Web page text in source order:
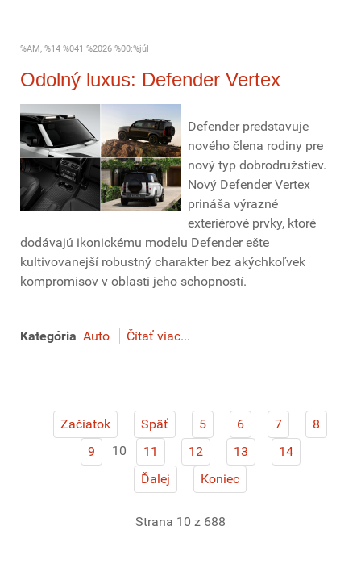
%AM, %14 %041 %2026 %00:%júl
Odolný luxus: Defender Vertex
Defender predstavuje
nového člena rodiny pre
nový typ dobrodružstiev.
Nový Defender Vertex
prináša výrazné
exteriérové prvky, ktoré
dodávajú ikonickému modelu Defender ešte
kultivovanejší robustný charakter bez akýchkoľvek
kompromisov v oblasti jeho schopností.
Kategória Auto Čítať viac...
Začiatok Späť 5 6 7
8
9
10 11 12 13
14
Ďalej
Koniec
Strana 10 z 688